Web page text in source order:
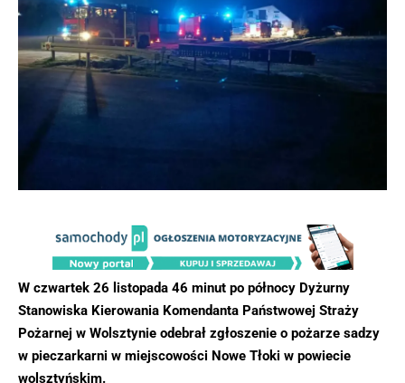
W czwartek 26 listopada 46 minut po północy Dyżurny
Stanowiska Kierowania Komendanta Państwowej Straży
Pożarnej w Wolsztynie odebrał zgłoszenie o pożarze sadzy
w pieczarkarni w miejscowości Nowe Tłoki w powiecie
wolsztyńskim.